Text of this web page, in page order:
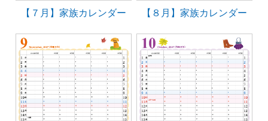
【７月】家族カレンダー 【８月】家族カレンダー